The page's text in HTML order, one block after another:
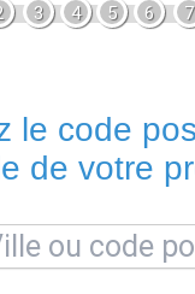
3 4 5 6 7
le code
de votre